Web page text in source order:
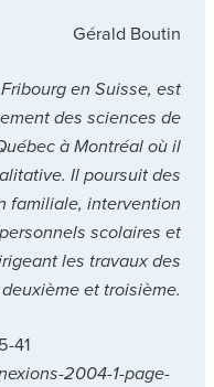
Gérald Boutin
en Suisse, est
des sciences de
à Montréal où il
Il poursuit des
familiale, intervention
scolaires et
les travaux des
et troisième.
41
2004-1-page-